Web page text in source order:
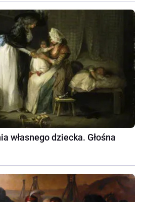
własnego dziecka. Głośna